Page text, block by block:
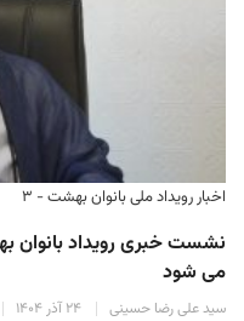
اخبار رویداد ملی بانوان بهشت - ۳
نشست خبری رویداد بانوان
می شود
سید علی رضا حسینی ۲۴ آذر ۱۴۰۴